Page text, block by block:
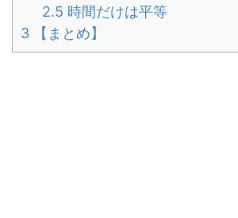
2.5 時間だけは平等
3 【まとめ】